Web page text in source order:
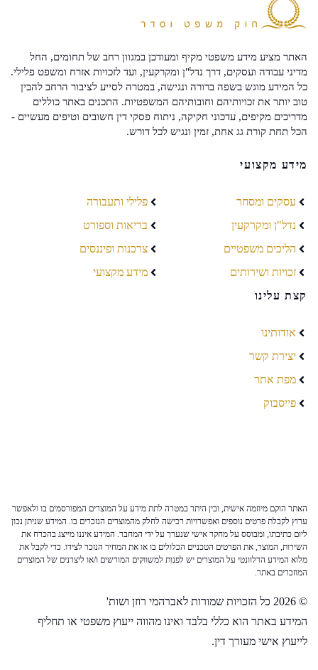
האתר מציע מידע משפטי מקיף ומעודכן במגוון רחב של תחומים, החל
מדיני עבודה ועסקים, דרך נדל"ן ומקרקעין, ועד לזכויות אזרח ומשפט פלילי.
כל המידע מוגש בשפה ברורה ונגישה, במטרה לסייע לציבור הרחב להבין
טוב יותר את זכויותיהם וחובותיהם המשפטיות. התכנים באתר כוללים
מדריכים מקיפים, עדכוני חקיקה, ניתוח פסקי דין חשובים וטיפים מעשיים -
הכל תחת קורת גג אחת, זמין ונגיש לכל דורש.
מידע מקצועי
עסקים ומסחר
נדל"ן ומקרקעין
הליכים משפטיים
זכויות ושירותים
פלילי ותעבורה
בריאות וספורט
צרכנות ופיננסים
מידע מקצועי
קצת עלינו
אודותינו
יצירת קשר
מפת אתר
פייסבוק
האתר הוקם מיוזמה אישית, ובין היתר במטרה לתת מידע על המוצרים המפורסמים בו ולאפשר
ערוץ לקבלת פרטים נוספים ואפשרויות רכישה לחלק מהמוצרים הנזכרים בו. המידע שניתן נכון
ליום כתיבתו, ומבוסס על מחקר אישי שנערך על ידי המחבר. המידע איננו מייצג בהכרח את
השירות, המוצר, את הפרטים הטכניים הכלולים בו או את המחיר הנזכר לצידו. כדי לקבל את
מלוא המידע הרלוונטי על המוצרים יש לפנות למשווקים המורשים ו/או ליצרנים של המוצרים
המוזכרים באתר.
© 2026 כל הזכויות שמורות לאברהמי רוזן ושות'
המידע באתר הוא כללי בלבד ואינו מהווה ייעוץ משפטי או תחליף
לייעוץ אישי מעורך דין.